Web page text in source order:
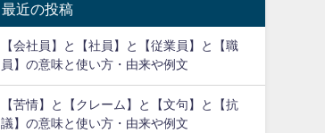
最近の投稿
【会社員】と【社員】と【従業員】と【職
員】の意味と使い方・由来や例文
【苦情】と【クレーム】と【文句】と【抗
議】の意味と使い方・由来や例文